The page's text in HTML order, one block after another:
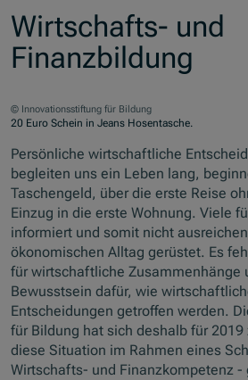
Wirtschafts- und
Finanzbildung
© Innovationsstiftung für Bildung
20 Euro Schein in Jeans Hosentasche.
Persönliche wirtschaftliche
begleiten uns ein Leben lang,
Taschengeld, über die erste Reise
Einzug in die erste Wohnung. Viele
informiert und somit nicht
ökonomischen Alltag gerüstet. Es
für wirtschaftliche Zusammenhänge
Bewusstsein dafür, wie
Entscheidungen getroffen werden.
für Bildung hat sich deshalb für
diese Situation im Rahmen eines
Wirtschafts- und Finanzkompetenz